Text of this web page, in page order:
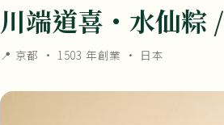
川端道喜・水仙粽
📍 京都 · 1503 年創業 · 日本